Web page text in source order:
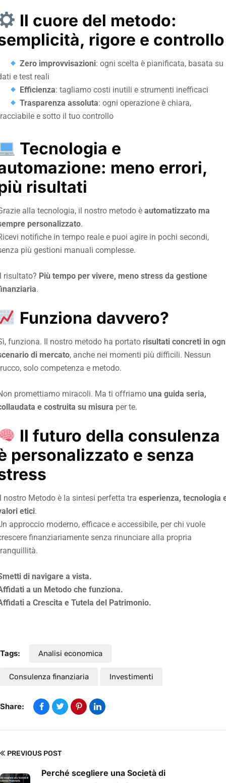
Il cuore del metodo:
rigore e controllo
Zero improvvisazioni: ogni scelta è pianificata, basata su
e test reali
Efficienza: tagliamo costi inutili e strumenti inefficaci
Trasparenza assoluta: ogni operazione è chiara,
e sotto il tuo controllo
Tecnologia e
meno errori,
risultati
alla tecnologia, il nostro metodo è automatizzato ma
personalizzato.
notifiche in tempo reale e puoi agire in pochi secondi,
più gestioni manuali complesse.
risultato? Più tempo per vivere, meno stress da gestione
.
Funziona davvero?
funziona. Il nostro metodo ha portato risultati concreti in
di mercato, anche nei momenti più difficili. Nessun
solo competenza e metodo.
promettiamo miracoli. Ma ti offriamo una guida seria,
e costruita su misura per te.
Il futuro della consulenza
personalizzato e senza
nostro Metodo è la sintesi perfetta tra esperienza, tecnologia
etici.
approccio moderno, efficace e accessibile, per chi vuole
finanziariamente senza rinunciare alla propria
di navigare a vista.
a un Metodo che funziona.
a Crescita e Tutela del Patrimonio.
Tags: Analisi economica
Consulenza finanziaria Investimenti
Share:
PREVIOUS POST
Perché scegliere una Società di